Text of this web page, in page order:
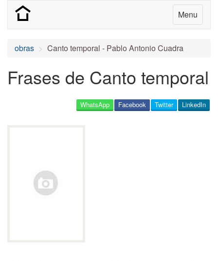
Menu
obras Canto temporal - Pablo Antonio Cuadra
Frases de Canto temporal
LinkedIn
Twitter
Facebook
WhatsApp